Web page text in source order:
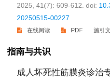
2025, 41(7): 609-612. doi:
20250515-00227
在线阅读 PDF 施引
指南与共识
成人坏死性筋膜炎诊治